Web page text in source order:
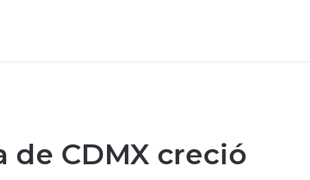
de CDMX creció